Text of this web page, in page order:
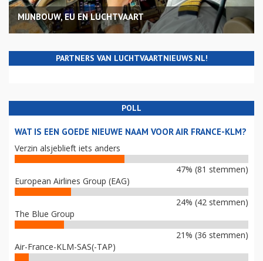
MIJNBOUW, EU EN LUCHTVAART
PARTNERS VAN LUCHTVAARTNIEUWS.NL!
POLL
WAT IS EEN GOEDE NIEUWE NAAM VOOR AIR FRANCE-KLM?
Verzin alsjeblieft iets anders
47% (81 stemmen)
European Airlines Group (EAG)
24% (42 stemmen)
The Blue Group
21% (36 stemmen)
Air-France-KLM-SAS(-TAP)